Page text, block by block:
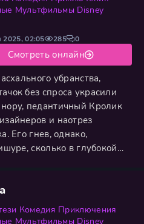
Мультфильмы Disney
убранства,
без спроса украсили
педантичный Кролик
и наотрез
Его гнев, однако,
сколько в глубокой
потребность в
бойкот всем
и не
2025, 02:05 285 0
Смотреть онлайн
Комедия Приключения
Мультфильмы Disney